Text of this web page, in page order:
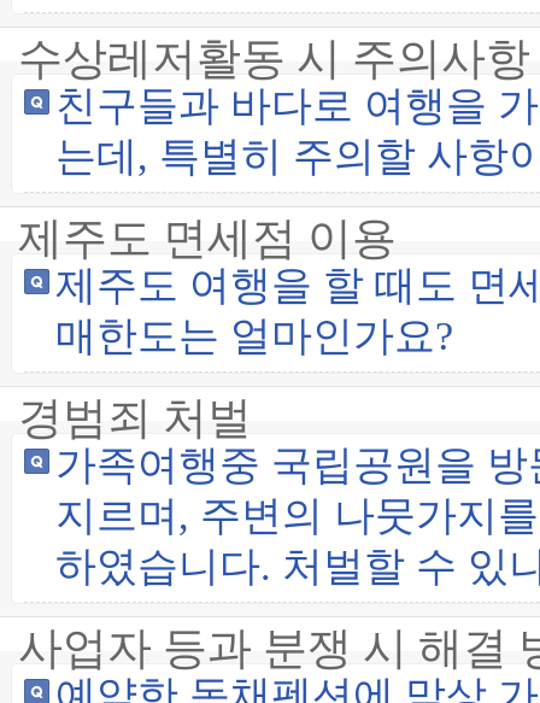
수상레저활동 시 주의사항
친구들과 바다로 여행을
는데, 특별히 주의할 사항
제주도 면세점 이용
제주도 여행을 할 때도 면
매한도는 얼마인가요?
경범죄 처벌
가족여행중 국립공원을
지르며, 주변의 나뭇가지
하였습니다. 처벌할 수 있
사업자 등과 분쟁 시 해결